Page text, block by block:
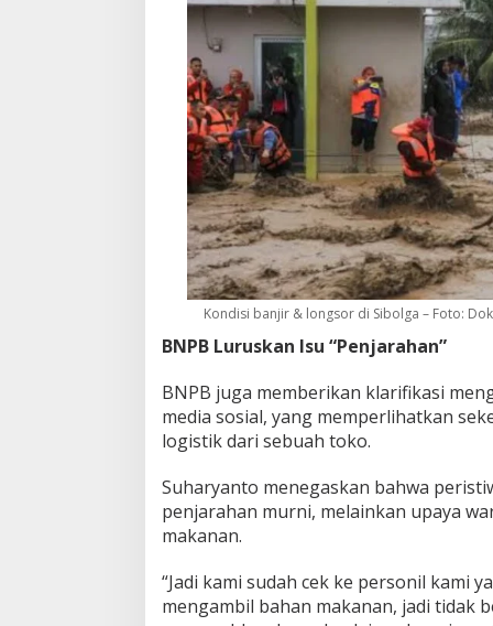
Kondisi banjir & longsor di Sibolga – Foto:
BNPB Luruskan Isu “Penjarahan”
BNPB juga memberikan klarifikasi
media sosial, yang memperlihatkan
logistik dari sebuah toko.
Suharyanto menegaskan bahwa
penjarahan murni, melainkan upaya
makanan.
“Jadi kami sudah cek ke personil kami
mengambil bahan makanan, jadi tidak